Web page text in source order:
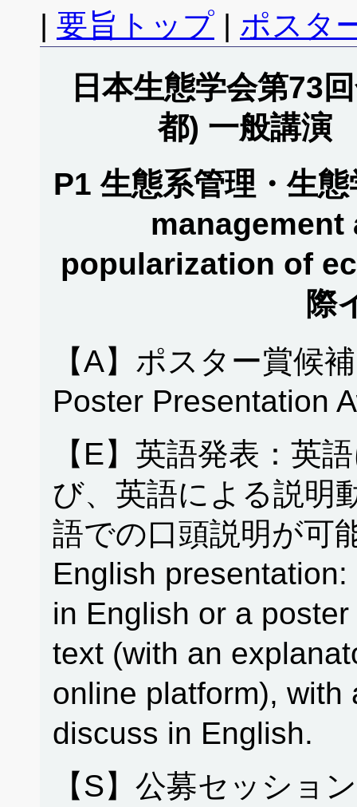
| 要旨トップ | ポスタ
日本生態学会第73
都) 一般講演
P1 生態系管理・生
popularization of
際
【A】ポスター賞候
Poster Presentation
【E】英語発表：英
び、英語による説明
語での口頭説明が可
English
in English or a
text (with an
online platform), with
discuss in English.
【S】公募セッショ